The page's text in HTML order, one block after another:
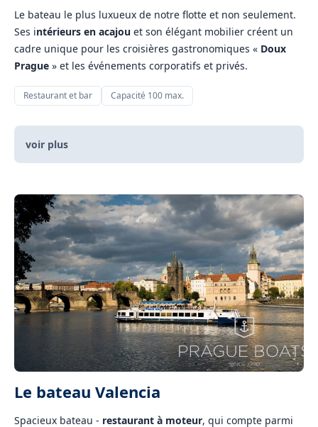
Le bateau le plus luxueux de notre flotte et non seulement.
Ses intérieurs en acajou et son élégant mobilier créent un
cadre unique pour les croisières gastronomiques « Doux
Prague » et les événements corporatifs et privés.
Restaurant et bar Capacité 100 max.
voir plus
Le bateau Valencia
Spacieux bateau - restaurant à moteur, qui compte parmi